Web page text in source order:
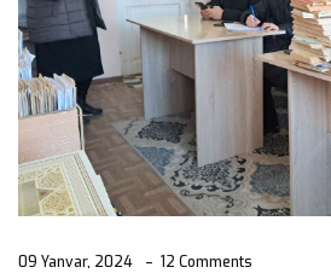
09 Yanvar, 2024 12 Comments